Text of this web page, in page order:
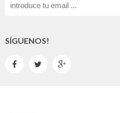
SÍGUENOS!
  